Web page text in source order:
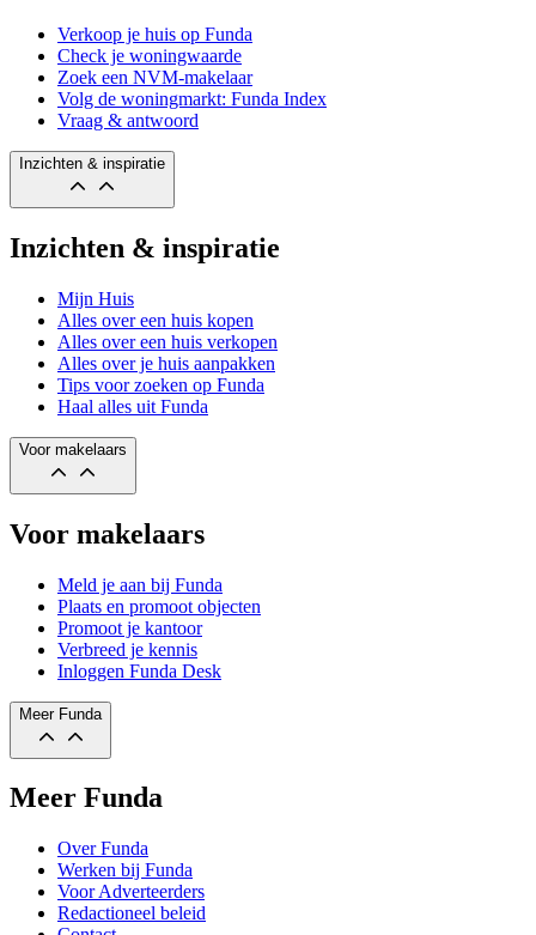
Verkoop je huis op Funda
Check je woningwaarde
Zoek een NVM-makelaar
Volg de woningmarkt: Funda Index
Vraag & antwoord
Inzichten & inspiratie
Inzichten & inspiratie
Mijn Huis
Alles over een huis kopen
Alles over een huis verkopen
Alles over je huis aanpakken
Tips voor zoeken op Funda
Haal alles uit Funda
Voor makelaars
Voor makelaars
Meld je aan bij Funda
Plaats en promoot objecten
Promoot je kantoor
Verbreed je kennis
Inloggen Funda Desk
Meer Funda
Meer Funda
Over Funda
Werken bij Funda
Voor Adverteerders
Redactioneel beleid